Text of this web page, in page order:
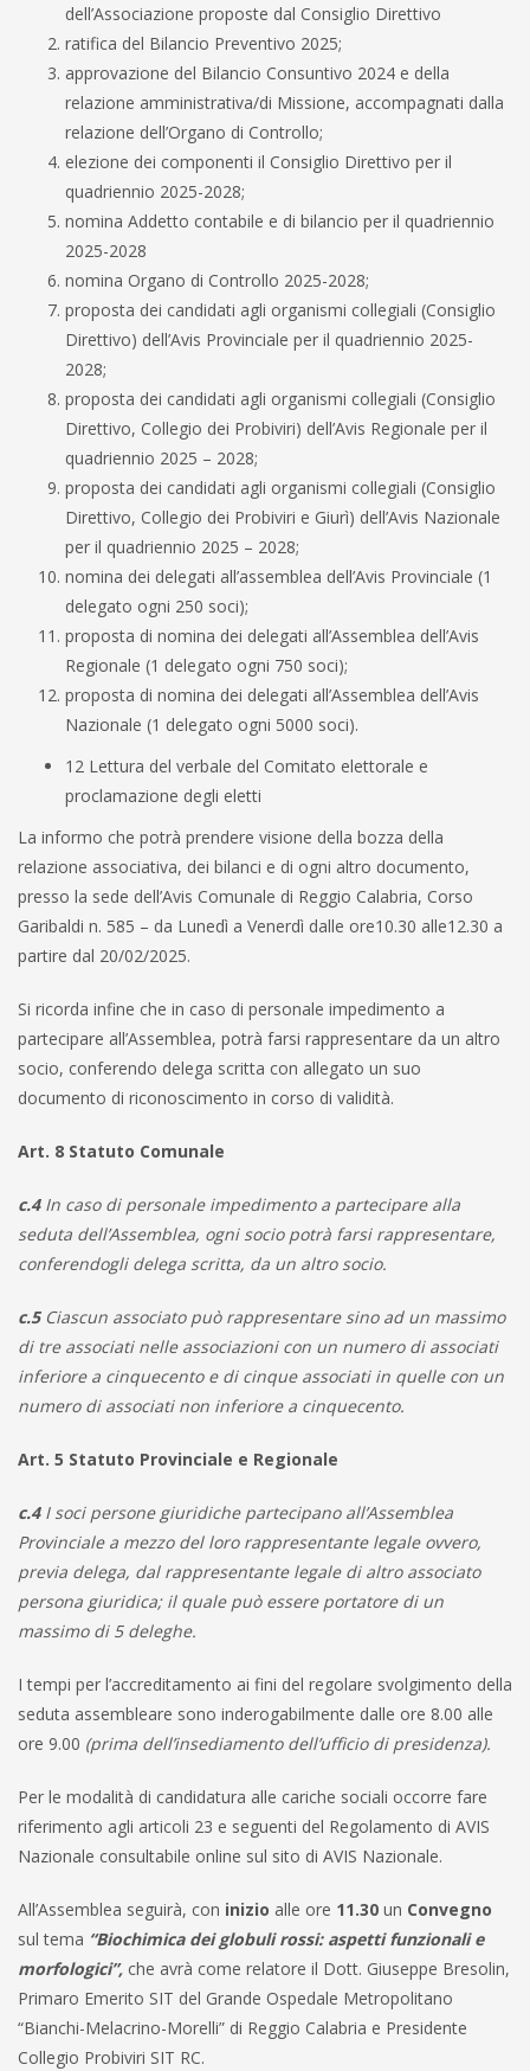
dell’Associazione proposte dal Consiglio Direttivo
ratifica del Bilancio Preventivo 2025;
approvazione del Bilancio Consuntivo 2024 e della
relazione amministrativa/di Missione, accompagnati dalla
relazione dell’Organo di Controllo;
elezione dei componenti il Consiglio Direttivo per il
quadriennio 2025-2028;
nomina Addetto contabile e di bilancio per il quadriennio
2025-2028
nomina Organo di Controllo 2025-2028;
proposta dei candidati agli organismi collegiali (Consiglio
Direttivo) dell’Avis Provinciale per il quadriennio 2025-
2028;
proposta dei candidati agli organismi collegiali (Consiglio
Direttivo, Collegio dei Probiviri) dell’Avis Regionale per il
quadriennio 2025 – 2028;
proposta dei candidati agli organismi collegiali (Consiglio
Direttivo, Collegio dei Probiviri e Giurì) dell’Avis Nazionale
per il quadriennio 2025 – 2028;
nomina dei delegati all’assemblea dell’Avis Provinciale (1
delegato ogni 250 soci);
proposta di nomina dei delegati all’Assemblea dell’Avis
Regionale (1 delegato ogni 750 soci);
proposta di nomina dei delegati all’Assemblea dell’Avis
Nazionale (1 delegato ogni 5000 soci).
12 Lettura del verbale del Comitato elettorale e
proclamazione degli eletti
La informo che potrà prendere visione della bozza della
relazione associativa, dei bilanci e di ogni altro documento,
presso la sede dell’Avis Comunale di Reggio Calabria, Corso
Garibaldi n. 585 – da Lunedì a Venerdì dalle ore10.30 alle12.30 a
partire dal 20/02/2025.
Si ricorda infine che in caso di personale impedimento a
partecipare all’Assemblea, potrà farsi rappresentare da un altro
socio, conferendo delega scritta con allegato un suo
documento di riconoscimento in corso di validità.
Art. 8 Statuto Comunale
c.4 In caso di personale impedimento a partecipare alla
seduta dell’Assemblea, ogni socio potrà farsi rappresentare,
conferendogli delega scritta, da un altro socio.
c.5 Ciascun associato può rappresentare sino ad un massimo
di tre associati nelle associazioni con un numero di associati
inferiore a cinquecento e di cinque associati in quelle con un
numero di associati non inferiore a cinquecento.
Art. 5 Statuto Provinciale e Regionale
c.4 I soci persone giuridiche partecipano all’Assemblea
Provinciale a mezzo del loro rappresentante legale ovvero,
previa delega, dal rappresentante legale di altro associato
persona giuridica; il quale può essere portatore di un
massimo di 5 deleghe.
I tempi per l’accreditamento ai fini del regolare svolgimento della
seduta assembleare sono inderogabilmente dalle ore 8.00 alle
ore 9.00 (prima dell’insediamento dell’ufficio di presidenza).
Per le modalità di candidatura alle cariche sociali occorre fare
riferimento agli articoli 23 e seguenti del Regolamento di AVIS
Nazionale consultabile online sul sito di AVIS Nazionale.
All’Assemblea seguirà, con inizio alle ore 11.30 un Convegno
sul tema “Biochimica dei globuli rossi: aspetti funzionali e
morfologici”, che avrà come relatore il Dott. Giuseppe Bresolin,
Primaro Emerito SIT del Grande Ospedale Metropolitano
“Bianchi-Melacrino-Morelli” di Reggio Calabria e Presidente
Collegio Probiviri SIT RC.